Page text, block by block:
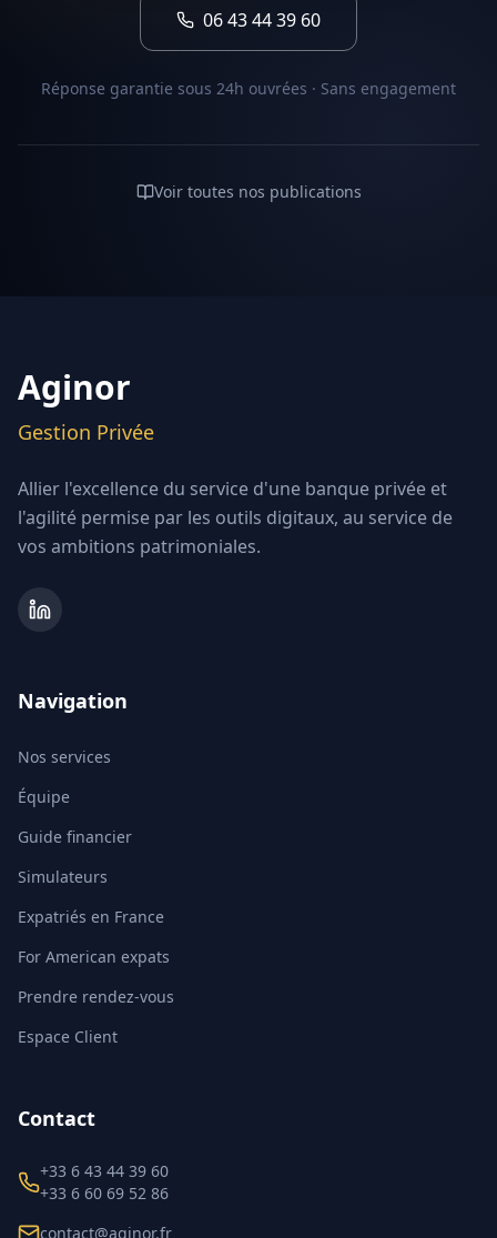
06 43 44 39 60
Réponse garantie sous 24h ouvrées · Sans engagement
Voir toutes nos publications
Aginor
Gestion Privée
Allier l'excellence du service d'une banque privée et
l'agilité permise par les outils digitaux, au service de
vos ambitions patrimoniales.
Navigation
Nos services
Équipe
Guide financier
Simulateurs
Expatriés en France
For American expats
Prendre rendez-vous
Espace Client
Contact
+33 6 43 44 39 60
+33 6 60 69 52 86
contact@aginor.fr